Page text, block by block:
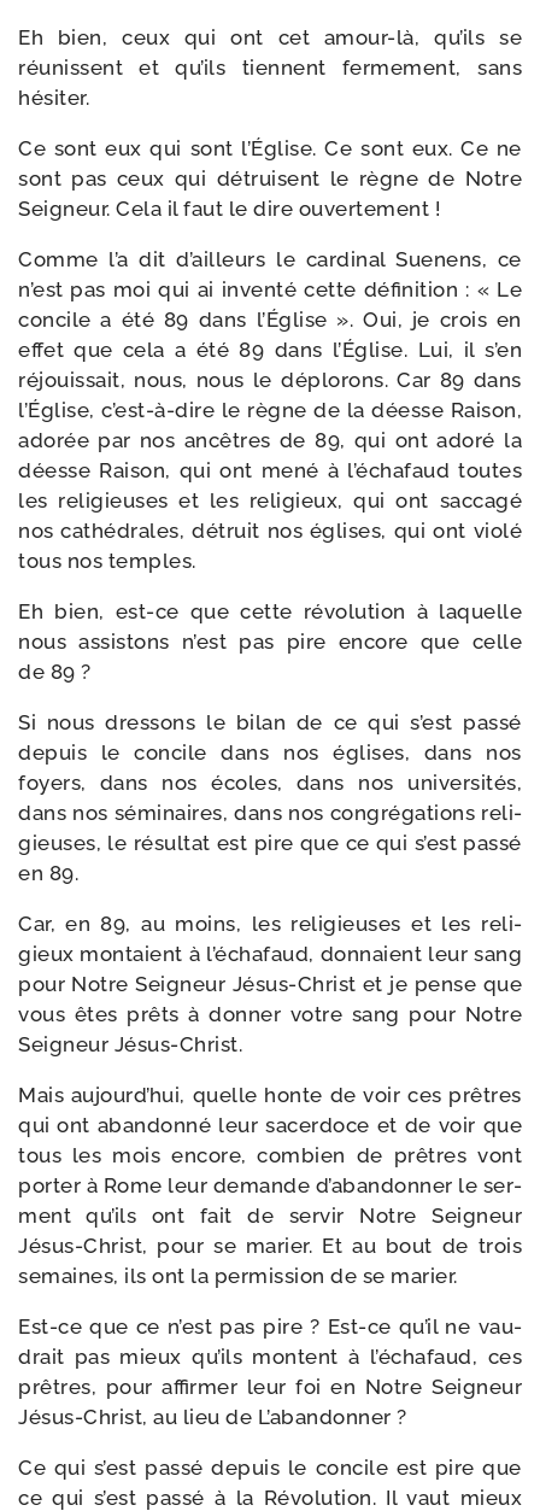
Eh bien, ceux qui ont cet amour-​là, qu’ils se
réunissent et qu’ils tiennent fer­me­ment, sans
hésiter.
Ce sont eux qui sont l’Église. Ce sont eux. Ce ne
sont pas ceux qui détruisent le règne de Notre
Seigneur. Cela il faut le dire ouvertement !
Comme l’a dit d’ailleurs le car­di­nal Suenens, ce
n’est pas moi qui ai inven­té cette défi­ni­tion : « Le
concile a été 89 dans l’Église ». Oui, je crois en
effet que cela a été 89 dans l’Église. Lui, il s’en
réjouis­sait, nous, nous le déplo­rons. Car 89 dans
l’Église, c’est-à-dire le règne de la déesse Raison,
ado­rée par nos ancêtres de 89, qui ont ado­ré la
déesse Raison, qui ont mené à l’échafaud toutes
les reli­gieuses et les reli­gieux, qui ont sac­ca­gé
nos cathé­drales, détruit nos églises, qui ont vio­lé
tous nos temples.
Eh bien, est-​ce que cette révo­lu­tion à laquelle
nous assis­tons n’est pas pire encore que celle
de 89 ?
Si nous dres­sons le bilan de ce qui s’est pas­sé
depuis le concile dans nos églises, dans nos
foyers, dans nos écoles, dans nos uni­ver­si­tés,
dans nos sémi­naires, dans nos congré­ga­tions reli­
gieuses, le résul­tat est pire que ce qui s’est pas­sé
en 89.
Car, en 89, au moins, les reli­gieuses et les reli­
gieux mon­taient à l’échafaud, don­naient leur sang
pour Notre Seigneur Jésus-​Christ et je pense que
vous êtes prêts à don­ner votre sang pour Notre
Seigneur Jésus-Christ.
Mais aujourd’hui, quelle honte de voir ces prêtres
qui ont aban­don­né leur sacer­doce et de voir que
tous les mois encore, com­bien de prêtres vont
por­ter à Rome leur demande d’abandonner le ser­
ment qu’ils ont fait de ser­vir Notre Seigneur
Jésus-​Christ, pour se marier. Et au bout de trois
semaines, ils ont la per­mis­sion de se marier.
Est-​ce que ce n’est pas pire ? Est-​ce qu’il ne vau­
drait pas mieux qu’ils montent à l’échafaud, ces
prêtres, pour affir­mer leur foi en Notre Seigneur
Jésus-​Christ, au lieu de L’abandonner ?
Ce qui s’est pas­sé depuis le concile est pire que
ce qui s’est pas­sé à la Révolution. Il vaut mieux